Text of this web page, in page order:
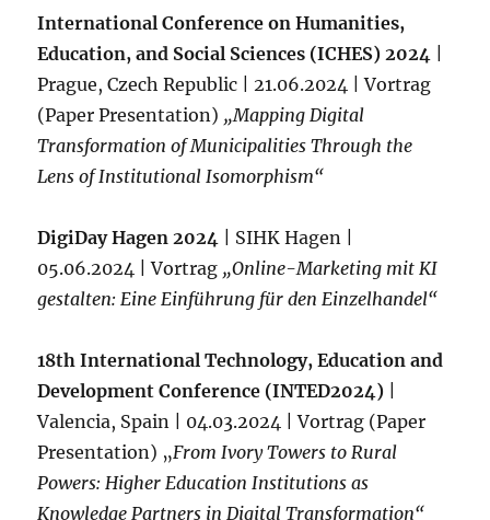
International Conference on Humanities,
Education, and Social Sciences (ICHES) 2024
Prague, Czech Republic | 21.06.2024 | Vortrag
(Paper Presentation) „Mapping Digital
Transformation of Municipalities Through the
Lens of Institutional Isomorphism“
DigiDay Hagen 2024 | SIHK Hagen |
05.06.2024 | Vortrag „Online-Marketing mit KI
gestalten: Eine Einführung für den Einzelhandel“
18th International Technology, Education and
Development Conference (INTED2024)
Valencia, Spain | 04.03.2024 | Vortrag (Paper
Presentation) „From Ivory Towers to Rural
Powers: Higher Education Institutions as
Knowledge Partners in Digital Transformation“